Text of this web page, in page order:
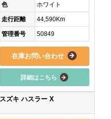
色 ホワイト
走行距離 44,590Km
管理番号 50849
在庫お問い合わせ
詳細はこちら
スズキ ハスラー X